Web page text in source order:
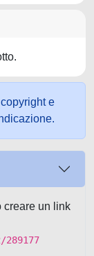
e
creare un link